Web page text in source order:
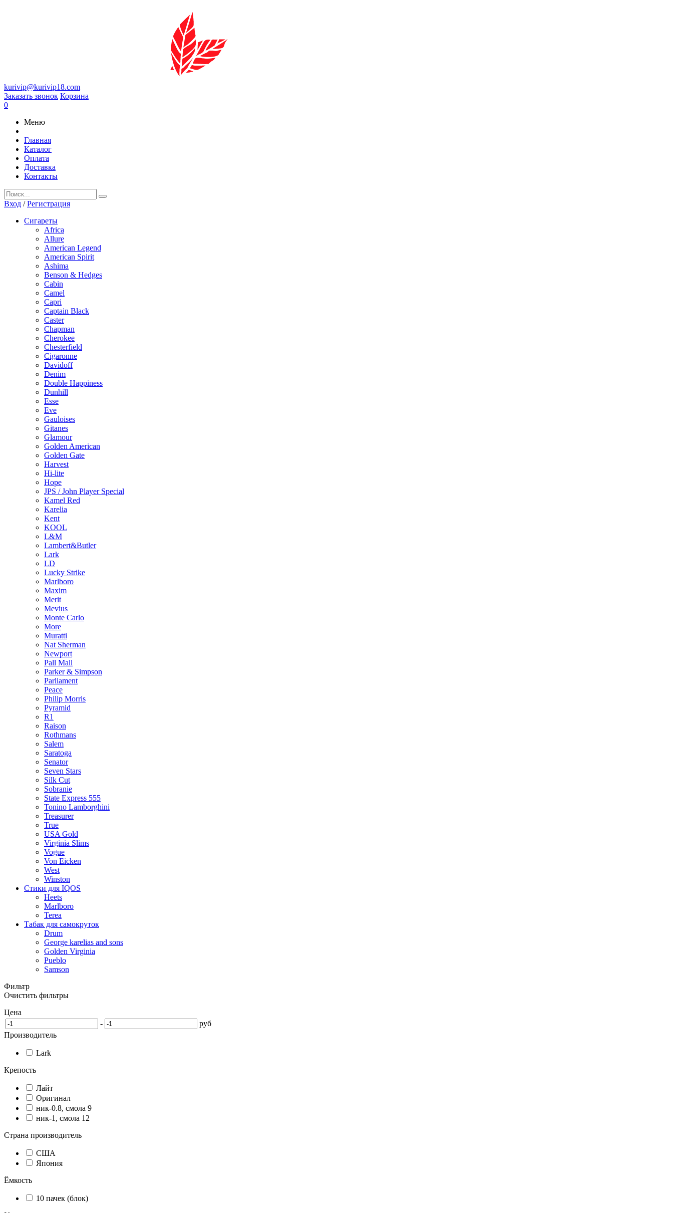
kurivip@kurivip18.com
Заказать звонок Корзина
0
Меню
Главная
Каталог
Оплата
Доставка
Контакты
Вход /Регистрация
Сигареты
Africa
Allure
American Legend
American Spirit
Ashima
Benson & Hedges
Cabin
Camel
Capri
Captain Black
Caster
Chapman
Cherokee
Chesterfield
Cigaronne
Davidoff
Denim
Double Happiness
Dunhill
Esse
Eve
Gauloises
Gitanes
Glamour
Golden American
Golden Gate
Harvest
Hi-lite
Hope
JPS / John Player Special
Kamel Red
Karelia
Kent
KOOL
L&M
Lambert&Butler
Lark
LD
Lucky Strike
Marlboro
Maxim
Merit
Mevius
Monte Carlo
More
Muratti
Nat Sherman
Newport
Pall Mall
Parker & Simpson
Parliament
Peace
Philip Morris
Pyramid
R1
Raison
Rothmans
Salem
Saratoga
Senator
Seven Stars
Silk Cut
Sobranie
State Express 555
Tonino Lamborghini
Treasurer
True
USA Gold
Virginia Slims
Vogue
Von Eicken
West
Winston
Стики для IQOS
Heets
Marlboro
Terea
Табак для самокруток
Drum
George karelias and sons
Golden Virginia
Pueblo
Samson
Фильтр
Очистить фильтры
Цена
-
руб
Производитель
Lark
Крепость
Лайт
Оригинал
ник-0.8, смола 9
ник-1, смола 12
Страна производитель
США
Япония
Ёмкость
10 пачек (блок)